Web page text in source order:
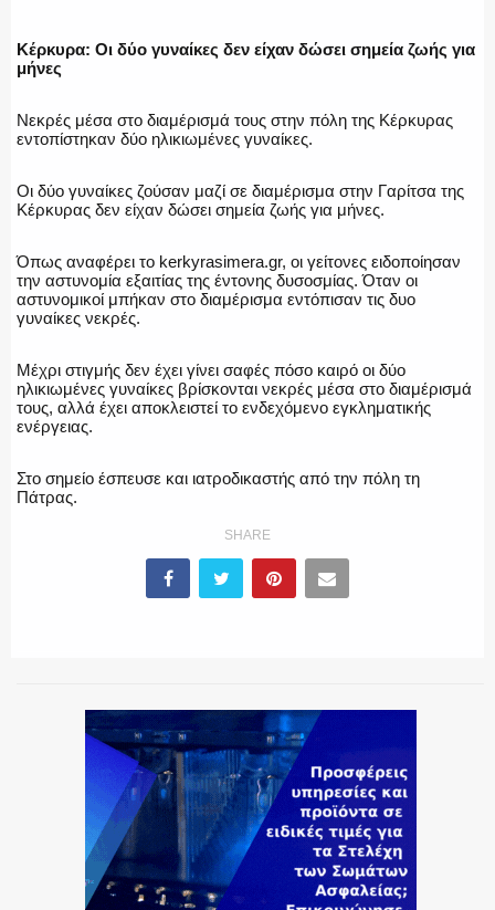
ΛΙΜΕΝΙΚΟ
ΕΝΟΠΛΕΣ ΔΥΝΑΜΕΙΣ
ΕΚΑΒ
ΟΠΛΑ/ΕΞΟΠΛΙΣΜΟΣ
ΟΜΑΔΕΣ ΕΛ.ΑΣ.
Κέρκυρα: Οι δύο γυναίκες δεν είχαν δώσει σημεία ζωής για
μήνες
Νεκρές μέσα στο διαμέρισμά τους στην πόλη της Κέρκυρας
εντοπίστηκαν δύο ηλικιωμένες γυναίκες.
Οι δύο γυναίκες ζούσαν μαζί σε διαμέρισμα στην Γαρίτσα της
Κέρκυρας δεν είχαν δώσει σημεία ζωής για μήνες.
Όπως αναφέρει το kerkyrasimera.gr, οι γείτονες ειδοποίησαν
την αστυνομία εξαιτίας της έντονης δυσοσμίας. Όταν οι
αστυνομικοί μπήκαν στο διαμέρισμα εντόπισαν τις δυο
γυναίκες νεκρές.
Μέχρι στιγμής δεν έχει γίνει σαφές πόσο καιρό οι δύο
ηλικιωμένες γυναίκες βρίσκονται νεκρές μέσα στο διαμέρισμά
τους, αλλά έχει αποκλειστεί το ενδεχόμενο εγκληματικής
ενέργειας.
Στο σημείο έσπευσε και ιατροδικαστής από την πόλη τη
Πάτρας.
SHARE